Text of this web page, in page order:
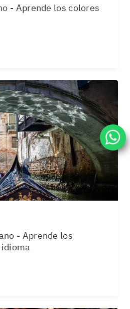
- Aprende los colores
- Aprende los